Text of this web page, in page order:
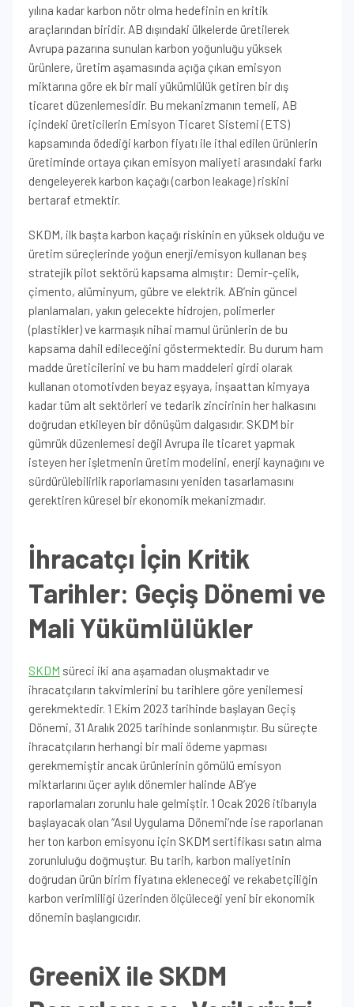
yılına kadar karbon nötr olma hedefinin en kritik
araçlarından biridir. AB dışındaki ülkelerde üretilerek
Avrupa pazarına sunulan karbon yoğunluğu yüksek
ürünlere, üretim aşamasında açığa çıkan emisyon
miktarına göre ek bir mali yükümlülük getiren bir dış
ticaret düzenlemesidir. Bu mekanizmanın temeli, AB
içindeki üreticilerin Emisyon Ticaret Sistemi (ETS)
kapsamında ödediği karbon fiyatı ile ithal edilen ürünlerin
üretiminde ortaya çıkan emisyon maliyeti arasındaki farkı
dengeleyerek karbon kaçağı (carbon leakage) riskini
bertaraf etmektir.
SKDM, ilk başta karbon kaçağı riskinin en yüksek olduğu ve
üretim süreçlerinde yoğun enerji/emisyon kullanan beş
stratejik pilot sektörü kapsama almıştır: Demir-çelik,
çimento, alüminyum, gübre ve elektrik. AB’nin güncel
planlamaları, yakın gelecekte hidrojen, polimerler
(plastikler) ve karmaşık nihai mamul ürünlerin de bu
kapsama dahil edileceğini göstermektedir. Bu durum ham
madde üreticilerini ve bu ham maddeleri girdi olarak
kullanan otomotivden beyaz eşyaya, inşaattan kimyaya
kadar tüm alt sektörleri ve tedarik zincirinin her halkasını
doğrudan etkileyen bir dönüşüm dalgasıdır. SKDM bir
gümrük düzenlemesi değil Avrupa ile ticaret yapmak
isteyen her işletmenin üretim modelini, enerji kaynağını ve
sürdürülebilirlik raporlamasını yeniden tasarlamasını
gerektiren küresel bir ekonomik mekanizmadır.
İhracatçı İçin Kritik
Tarihler: Geçiş Dönemi ve
Mali Yükümlülükler
SKDM süreci iki ana aşamadan oluşmaktadır ve
ihracatçıların takvimlerini bu tarihlere göre yenilemesi
gerekmektedir. 1 Ekim 2023 tarihinde başlayan Geçiş
Dönemi, 31 Aralık 2025 tarihinde sonlanmıştır. Bu süreçte
ihracatçıların herhangi bir mali ödeme yapması
gerekmemiştir ancak ürünlerinin gömülü emisyon
miktarlarını üçer aylık dönemler halinde AB’ye
raporlamaları zorunlu hale gelmiştir. 1 Ocak 2026 itibarıyla
başlayacak olan “Asıl Uygulama Dönemi’nde ise raporlanan
her ton karbon emisyonu için SKDM sertifikası satın alma
zorunluluğu doğmuştur. Bu tarih, karbon maliyetinin
doğrudan ürün birim fiyatına ekleneceği ve rekabetçiliğin
karbon verimliliği üzerinden ölçüleceği yeni bir ekonomik
dönemin başlangıcıdır.
GreeniX ile SKDM